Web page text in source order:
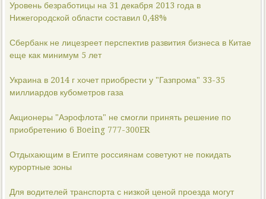
Уровень безработицы на 31 декабря 2013 года в
Нижегородской области составил 0,48%
Сбербанк не лицезреет перспектив развития бизнеса в Китае
еще как минимум 5 лет
Украина в 2014 г хочет приобрести у "Газпрома" 33-35
миллиардов кубометров газа
Акционеры "Аэрофлота" не смогли принять решение по
приобретению 6 Boeing 777-300ER
Отдыхающим в Египте россиянам советуют не покидать
курортные зоны
Для водителей транспорта с низкой ценой проезда могут